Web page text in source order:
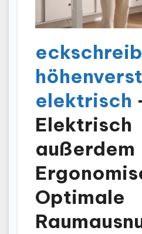
elektrisch
Elektrisch
außerdem
Optimale